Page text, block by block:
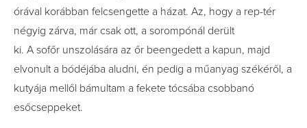
órával korábban felcsengette a házat. Az, hogy a rep-tér
négyig zárva, már csak ott, a sorompónál derült
ki. A sofőr unszolására az őr beengedett a kapun, majd
elvonult a bódéjába aludni, én pedig a műanyag székéről, a
kutyája mellől bámultam a fekete tócsába csobbanó
esőcseppeket.